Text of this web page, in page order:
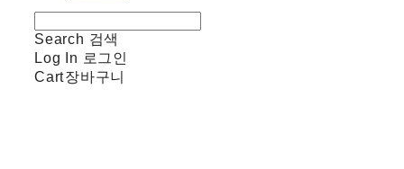
Search 검색
Log In 로그인
Cart장바구니